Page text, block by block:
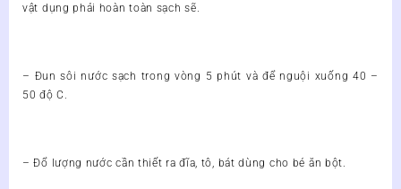
vật dụng phải hoàn toàn sạch sẽ.
– Đun sôi nước sạch trong vòng 5 phút và để nguội xuống 40 –
50 độ C.
– Đổ lượng nước cần thiết ra đĩa, tô, bát dùng cho bé ăn bột.